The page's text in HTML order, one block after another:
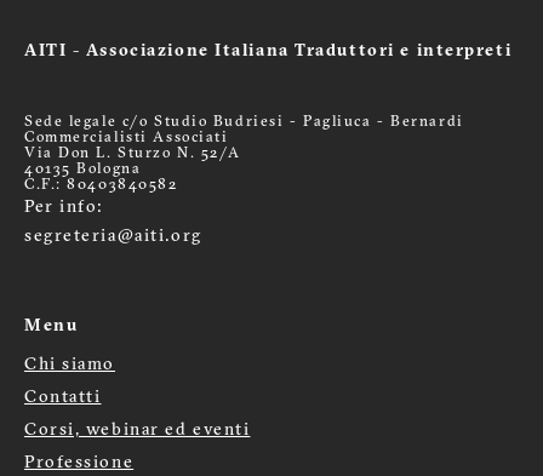
AITI - Associazione Italiana Traduttori e interpreti
Sede legale c/o Studio Budriesi - Pagliuca - Bernardi
Commercialisti Associati
Via Don L. Sturzo N. 52/A
40135 Bologna
C.F.: 80403840582
Per info:
segreteria@aiti.org
Menu
Menù
footer
Chi siamo
Contatti
Corsi, webinar ed eventi
Professione